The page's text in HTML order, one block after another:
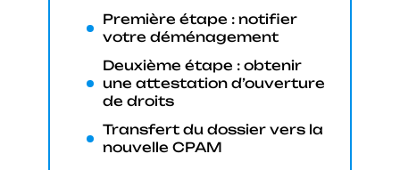
Première étape : notifier
votre déménagement
Deuxième étape : obtenir
une attestation d’ouverture
de droits
Transfert du dossier vers la
nouvelle CPAM